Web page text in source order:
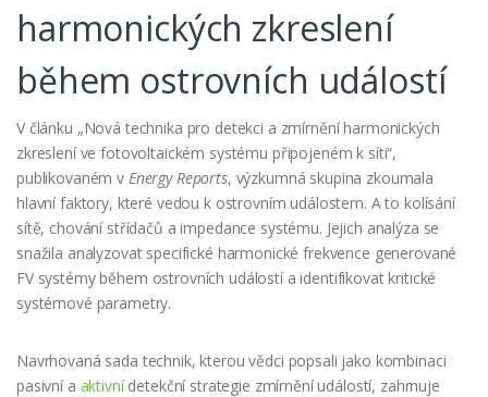
harmonických zkreslení
během ostrovních událostí
V článku „Nová technika pro detekci a zmírnění harmonických
zkreslení ve fotovoltaickém systému připojeném k síti“,
publikovaném v Energy Reports, výzkumná skupina zkoumala
hlavní faktory, které vedou k ostrovním událostem. A to kolísání
sítě, chování střídačů a impedance systému. Jejich analýza se
snažila analyzovat specifické harmonické frekvence generované
FV systémy během ostrovních událostí a identifikovat kritické
systémové parametry.
Navrhovaná sada technik, kterou vědci popsali jako kombinaci
pasivní a aktivnídetekční strategie zmírnění událostí, zahrnuje